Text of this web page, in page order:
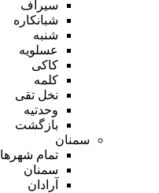
سیراف
شبانکاره
شنبه
عسلویه
کاکی
کلمه
نخل تقی
وحدتیه
بازگشت
سمنان
تمام شهر‌ها
سمنان
آرادان